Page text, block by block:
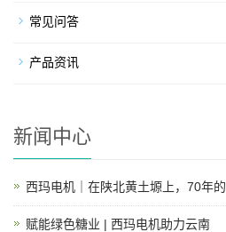
常见问答
产品资讯
新闻中心
西玛电机｜在陕北黄土塬上，70年的
赋能绿色糖业 | 西玛电机助力云南